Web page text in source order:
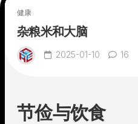
健康
杂粮米和大脑
2025-01-10 16
节俭与饮食